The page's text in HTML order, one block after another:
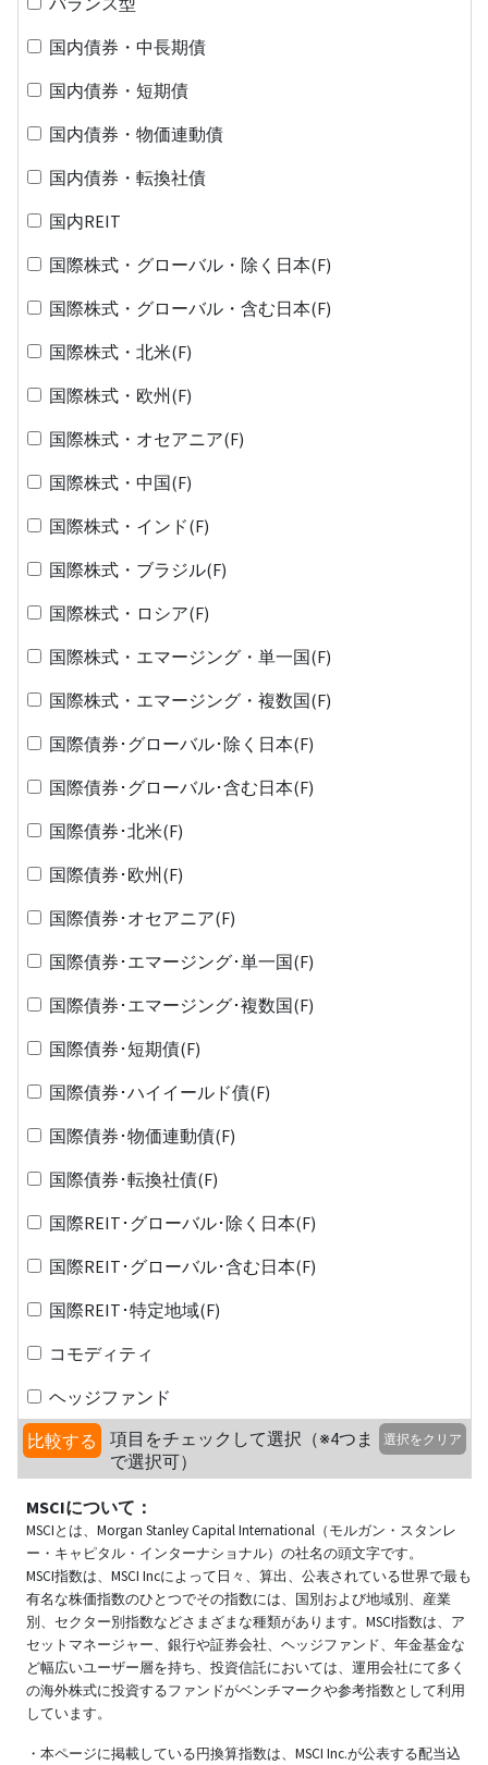
国内債券・中長期債
国内債券・短期債
国内債券・物価連動債
国内債券・転換社債
国内REIT
国際株式・グローバル・除く日本(F)
国際株式・グローバル・含む日本(F)
国際株式・北米(F)
国際株式・欧州(F)
国際株式・オセアニア(F)
国際株式・中国(F)
国際株式・インド(F)
国際株式・ブラジル(F)
国際株式・ロシア(F)
国際株式・エマージング・単一国(F)
国際株式・エマージング・複数国(F)
国際債券･グローバル･除く日本(F)
国際債券･グローバル･含む日本(F)
国際債券･北米(F)
国際債券･欧州(F)
国際債券･オセアニア(F)
国際債券･エマージング･単一国(F)
国際債券･エマージング･複数国(F)
国際債券･短期債(F)
国際債券･ハイイールド債(F)
国際債券･物価連動債(F)
国際債券･転換社債(F)
国際REIT･グローバル･除く日本(F)
国際REIT･グローバル･含む日本(F)
国際REIT･特定地域(F)
コモディティ
ヘッジファンド
比較する
項目をチェックして選択（※4つま
で選択可）
選択をクリア
MSCIについて：
MSCIとは、Morgan Stanley Capital International（モルガン・スタンレ
ー・キャピタル・インターナショナル）の社名の頭文字です。
MSCI指数は、MSCI Incによって日々、算出、公表されている世界で最も
有名な株価指数のひとつでその指数には、国別および地域別、産業
別、セクター別指数などさまざまな種類があります。MSCI指数は、ア
セットマネージャー、銀行や証券会社、ヘッジファンド、年金基金な
ど幅広いユーザー層を持ち、投資信託においては、運用会社にて多く
の海外株式に投資するファンドがベンチマークや参考指数として利用
しています。
・本ページに掲載している円換算指数は、MSCI Inc.が公表する配当込